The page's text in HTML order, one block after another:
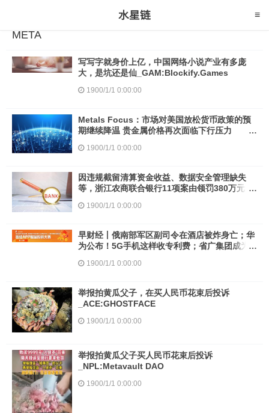
META
写写字就身价上亿，中国网络小说产业有多庞
大，是坑还是仙_GAM:Blockify.Games
1900/1/1 0:00:00
Metals Focus：市场对美国放松货币政策的预
期继续降温 贵金属价格再次面临下行压力
1900/1/1 0:00:00
因违规截留清算资金收益、数据安全管理缺失
等，浙江农商联合银行11项案由领罚380万元
1900/1/1 0:00:00
早财经丨俄南部军区副司令在酒店被炸身亡；华
为公布！5G手机这样收专利费；省广集团成为
什么币
1900/1/1 0:00:00
举报拍黄瓜父子，在买人民币花束后投诉
_ACE:GHOSTFACE
1900/1/1 0:00:00
举报拍黄瓜父子买人民币花束后投诉
_NPL:Metavault DAO
1900/1/1 0:00:00